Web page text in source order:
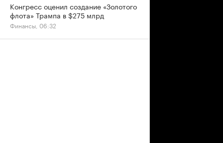
Конгресс оценил создание «Золотого
флота» Трампа в $275 млрд
Финансы, 06:32